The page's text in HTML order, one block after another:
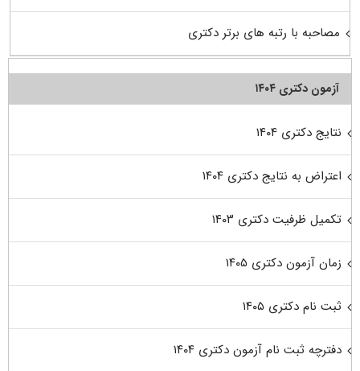
مصاحبه با رتبه های برتر دکتری
آزمون دکتری ۱۴۰۴
نتایج دکتری ۱۴۰۴
اعتراض به نتایج دکتری ۱۴۰۴
تکمیل ظرفیت دکتری ۱۴۰۳
زمان آزمون دکتری ۱۴۰۵
ثبت نام دکتری ۱۴۰۵
دفترچه ثبت نام آزمون دکتری ۱۴۰۴